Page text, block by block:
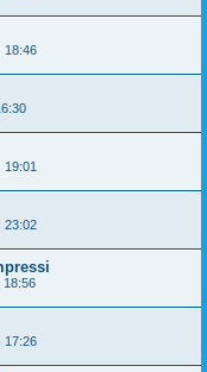
18:46
19:01
23:02
18:56
17:26